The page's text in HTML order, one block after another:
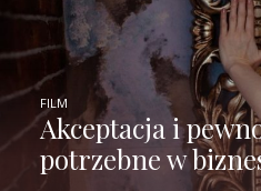
Akceptacja i
potrzebne w
FILM